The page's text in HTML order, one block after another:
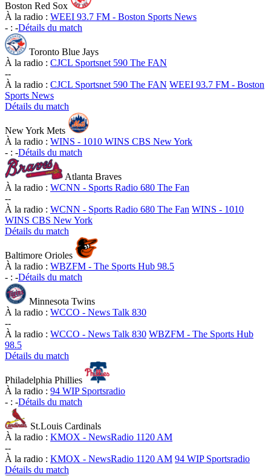
Boston Red Sox
À la radio : WEEI 93.7 FM - Boston Sports News
- : -Détails du match
Toronto Blue Jays
À la radio : CJCL Sportsnet 590 The FAN
--
À la radio : CJCL Sportsnet 590 The FAN WEEI 93.7 FM - Boston
Sports News
Détails du match
New York Mets
À la radio : WINS - 1010 WINS CBS New York
- : -Détails du match
Atlanta Braves
À la radio : WCNN - Sports Radio 680 The Fan
--
À la radio : WCNN - Sports Radio 680 The Fan WINS - 1010
WINS CBS New York
Détails du match
Baltimore Orioles
À la radio : WBZFM - The Sports Hub 98.5
- : -Détails du match
Minnesota Twins
À la radio : WCCO - News Talk 830
--
À la radio : WCCO - News Talk 830 WBZFM - The Sports Hub
98.5
Détails du match
Philadelphia Phillies
À la radio : 94 WIP Sportsradio
- : -Détails du match
St.Louis Cardinals
À la radio : KMOX - NewsRadio 1120 AM
--
À la radio : KMOX - NewsRadio 1120 AM 94 WIP Sportsradio
Détails du match